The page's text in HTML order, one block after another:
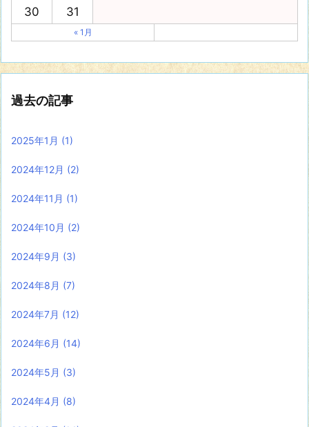
30 31
« 1月
過去の記事
2025年1月 (1)
2024年12月 (2)
2024年11月 (1)
2024年10月 (2)
2024年9月 (3)
2024年8月 (7)
2024年7月 (12)
2024年6月 (14)
2024年5月 (3)
2024年4月 (8)